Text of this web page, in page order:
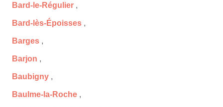
Bard-le-Régulier ,
Bard-lès-Époisses ,
Barges ,
Barjon ,
Baubigny ,
Baulme-la-Roche ,